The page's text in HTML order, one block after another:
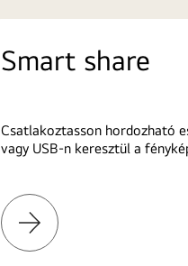
Smart share
Csatlakoztasson hordozható
vagy USB-n keresztül a
További
információk